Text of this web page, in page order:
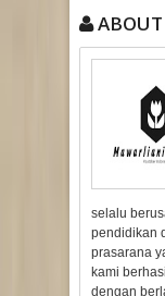
selalu
pendidikan
prasarana
kami
dengan